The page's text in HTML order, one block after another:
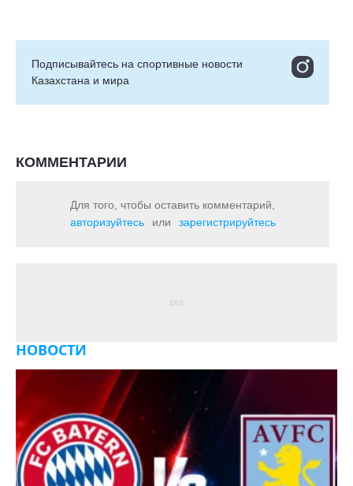
Подписывайтесь на cпортивные новости
Казахстана и мира
КОММЕНТАРИИ
Для того, чтобы оставить комментарий,
авторизуйтесь
или зарегистрируйтесь
НОВОСТИ